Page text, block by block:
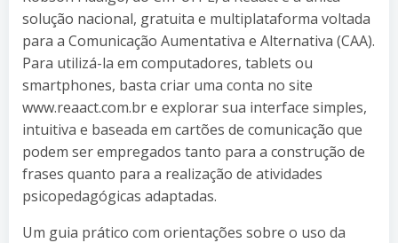
solução nacional, gratuita e multiplataforma voltada
para a Comunicação Aumentativa e Alternativa (CAA).
Para utilizá-la em computadores, tablets ou
smartphones, basta criar uma conta no site
www.reaact.com.br e explorar sua interface simples,
intuitiva e baseada em cartões de comunicação que
podem ser empregados tanto para a construção de
frases quanto para a realização de atividades
psicopedagógicas adaptadas.
Um guia prático com orientações sobre o uso da